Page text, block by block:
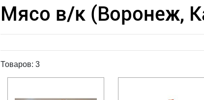
Мясо в/к (Воронеж,
Товаров: 3